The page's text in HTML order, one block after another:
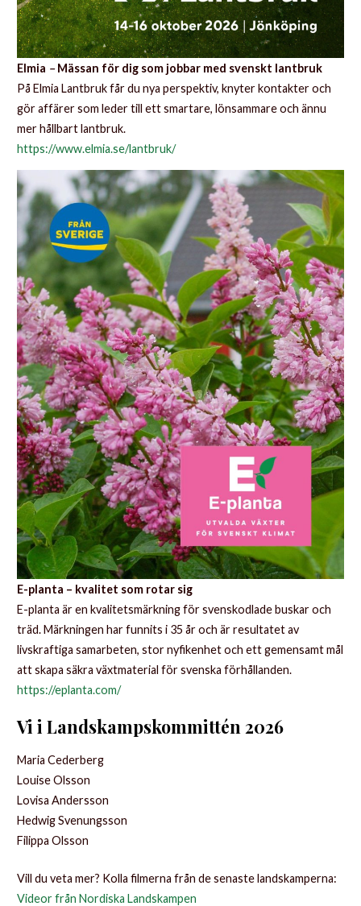
Elmia –Mässan för dig som jobbar med svenskt lantbruk
På Elmia Lantbruk får du nya perspektiv, knyter kontakter och
gör affärer som leder till ett smartare, lönsammare och ännu
mer hållbart lantbruk.
https://www.elmia.se/lantbruk/
E-planta – kvalitet som rotar sig
E-planta är en kvalitetsmärkning för svenskodlade buskar och
träd. Märkningen har funnits i 35 år och är resultatet av
livskraftiga samarbeten, stor nyfikenhet och ett gemensamt mål
att skapa säkra växtmaterial för svenska förhållanden.
https://eplanta.com/
Vi i Landskampskommittén 2026
Maria Cederberg
Louise Olsson
Lovisa Andersson
Hedwig Svenungsson
Filippa Olsson
Vill du veta mer? Kolla filmerna från de senaste landskamperna:
Videor från Nordiska Landskampen